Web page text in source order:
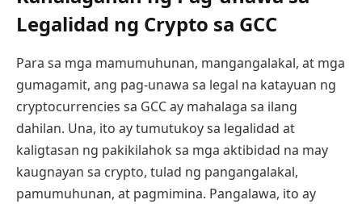
Legalidad ng Crypto sa GCC
Para sa mga mamumuhunan, mangangalakal, at mga
gumagamit, ang pag-unawa sa legal na katayuan ng
cryptocurrencies sa GCC ay mahalaga sa ilang
dahilan. Una, ito ay tumutukoy sa legalidad at
kaligtasan ng pakikilahok sa mga aktibidad na may
kaugnayan sa crypto, tulad ng pangangalakal,
pamumuhunan, at pagmimina. Pangalawa, ito ay